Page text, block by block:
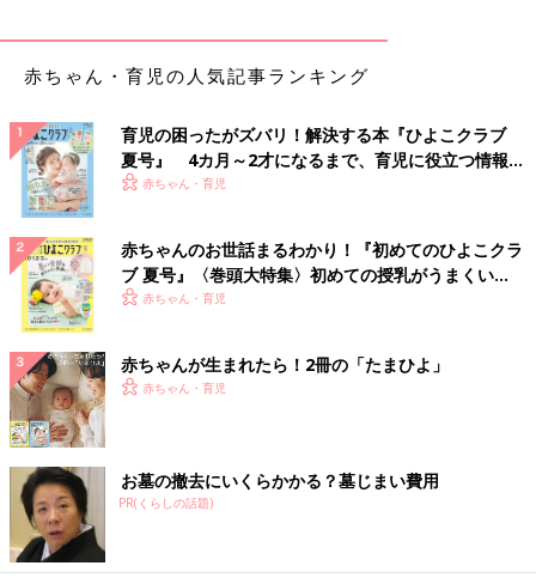
赤ちゃん・育児の人気記事ランキング
育児の困ったがズバリ！解決する本『ひよこクラブ
夏号』 4カ月～2才になるまで、育児に役立つ情報が
いっぱい！
赤ちゃん・育児
赤ちゃんのお世話まるわかり！『初めてのひよこクラ
ブ 夏号』〈巻頭大特集〉初めての授乳がうまくい
く！ おっぱい・ミルクの基本と夏のトラブル 解決テ
赤ちゃん・育児
赤ちゃんが生まれたら！2冊の「たまひよ」
赤ちゃん・育児
お墓の撤去にいくらかかる？墓じまい費用
PR(くらしの話題)